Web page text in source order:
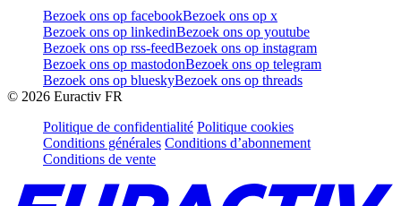
Bezoek ons op facebookBezoek ons op x
Bezoek ons op linkedinBezoek ons op youtube
Bezoek ons op rss-feedBezoek ons op instagram
Bezoek ons op mastodonBezoek ons op telegram
Bezoek ons op blueskyBezoek ons op threads
© 2026 Euractiv FR
Politique de confidentialité Politique cookies
Conditions générales Conditions d’abonnement
Conditions de vente